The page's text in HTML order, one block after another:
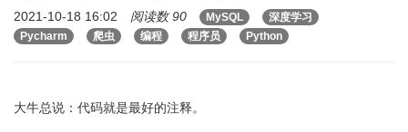
2021-10-18 16:02 阅读数 90 MySQL
深度学习
Pycharm
爬虫 编程 程序员 Python
大牛总说：代码就是最好的注释。